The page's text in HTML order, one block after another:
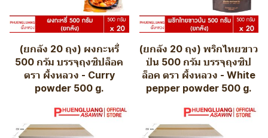
(ยกลัง 20 ถุง) ผงกะหรี่
500 กรัม บรรจุถุงซิปล็อค
ตรา ผึ้งหลวง - Curry
powder 500 g.
(ยกลัง 20 ถุง) พริกไทยขาว
ป่น 500 กรัม บรรจุถุงซิป
ล็อค ตรา ผึ้งหลวง - White
pepper powder 500 g.